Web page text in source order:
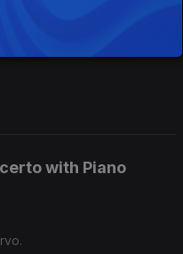
with Piano